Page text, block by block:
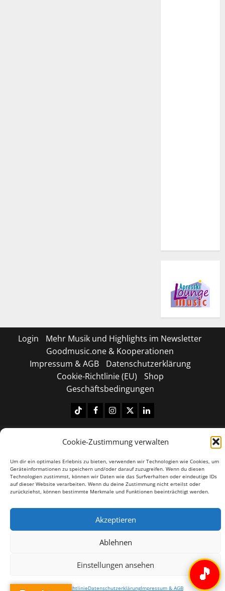
Cookie-Zustimmung verwalten
Um dir ein optimales Erlebnis zu bieten, verwenden wir Technologien wie Cookies, um
Geräteinformationen zu speichern und/oder darauf zuzugreifen. Wenn du diesen
Technologien zustimmst, können wir Daten wie das Surfverhalten oder eindeutige IDs
auf dieser Website verarbeiten. Wenn du deine Zustimmung nicht erteilst oder
zurückziehst, können bestimmte Merkmale und Funktionen beeinträchtigt werden.
Akzeptieren
Ablehnen
Einstellungen ansehen
Cookie-RichtlinieDatenschutzerklärungImpressum & AGB
Login
Mehr Musik und Highlights im Newsletter
Goodmusic.one & Kooperationen
Impressum & AGB
Datenschutzerklärung
Cookie-Richtlinie (EU)
Shop
Geschäftsbedingungen
TiktokFacebook
Instagram
X LinkedIN
Copyright © 2026 All rights reserved. |
by
AF themes.
🎵